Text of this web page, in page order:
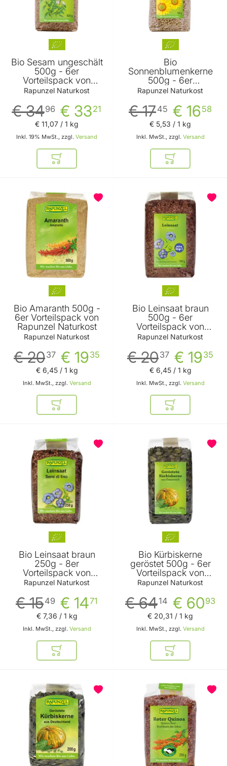
Bio Sesam ungeschält
500g - 6er
Vorteilspack von
Rapunzel Naturkost
Rapunzel Naturkost
€ 3321
€ 3496
Inkl. 19% MwSt., zzgl. Versand
€ 11,07 / 1 kg
In den Warenkorb
Bio
Sonnenblumenkerne
500g - 6er
Vorteilspack von
Rapunzel Naturkost
€ 1658
€ 1745
Inkl. MwSt., zzgl. Versand
€ 5,53 / 1 kg
In den
Bio Amaranth 500g -
6er Vorteilspack von
Rapunzel Naturkost
Rapunzel Naturkost
€ 1935
€ 2037
Inkl. MwSt., zzgl. Versand
€ 6,45/ 1 kg
In den Warenkorb
Bio Leinsaat braun
500g - 6er
Vorteilspack von
Rapunzel Naturkost
Rapunzel Naturkost
€ 1935
€ 2037
Inkl. MwSt., zzgl. Versand
€ 6,45/ 1 kg
In den
Bio Leinsaat braun
250g - 8er
Vorteilspack von
Rapunzel Naturkost
Rapunzel Naturkost
€ 1471
€ 1549
Inkl. MwSt., zzgl. Versand
€ 7,36 / 1 kg
In den Warenkorb
Bio Kürbiskerne
geröstet 500g - 6er
Vorteilspack von
Rapunzel Naturkost
Rapunzel Naturkost
€ 6093
€ 6414
Inkl. MwSt., zzgl. Versand
€ 20,31 / 1 kg
In den